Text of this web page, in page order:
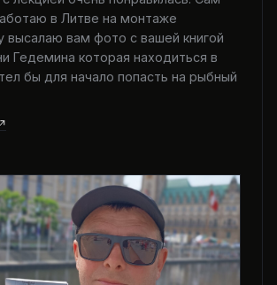
в Литве на монтаже
высалаю вам фото с вашей книгой
Гедемина которая находиться в
бы для начало попасть на рыбный